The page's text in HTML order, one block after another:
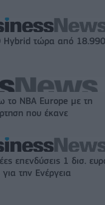
Hybrid τώρα από 18.990
το ΝΒΑ Europe με τη
που έκανε
επενδύσεις 1 δισ.
την Ενέργεια